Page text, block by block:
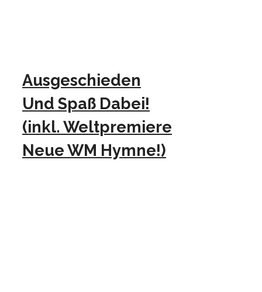
Ausgeschieden
Und Spaß Dabei!
(inkl. Weltpremiere
Neue WM Hymne!)